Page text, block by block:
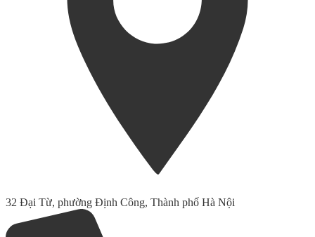
32 Đại Từ, phường Định Công, Thành phố Hà Nội